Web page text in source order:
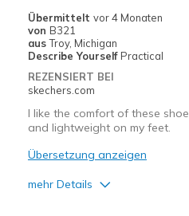
Nachteile
Entrée et sortie difficiles
Geeignete Verwendung
Au bureau
Pour sortir
Voyage
Taille
Übermittelt vor 4 Monaten
von B321
aus Troy, Michigan
Describe Yourself Practical
REZENSIERT BEI
skechers.com
I like the comfort of these
and lightweight on my feet.
Übersetzung anzeigen
mehr Details